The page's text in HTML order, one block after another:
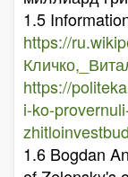
1.5
https://
https://
i-ko-
1.6 Bogdan